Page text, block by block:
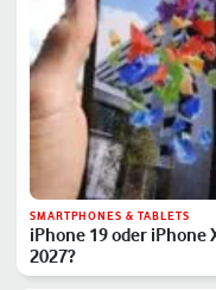
SMARTPHONES & TABLETS
iPhone 19 oder iPhone
2027?